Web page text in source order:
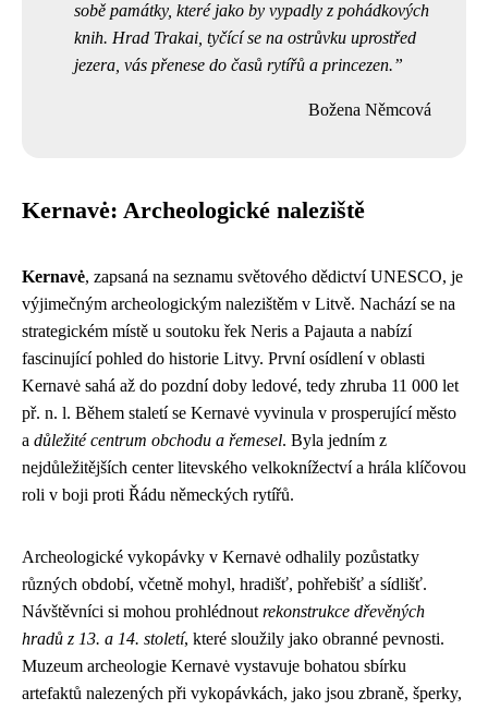
sobě památky, které jako by vypadly z pohádkových
knih. Hrad Trakai, tyčící se na ostrůvku uprostřed
jezera, vás přenese do časů rytířů a princezen.
Božena Němcová
Kernavė: Archeologické naleziště
Kernavė, zapsaná na seznamu světového dědictví UNESCO, je
výjimečným archeologickým nalezištěm v Litvě. Nachází se na
strategickém místě u soutoku řek Neris a Pajauta a nabízí
fascinující pohled do historie Litvy. První osídlení v oblasti
Kernavė sahá až do pozdní doby ledové, tedy zhruba 11 000 let
př. n. l. Během staletí se Kernavė vyvinula v prosperující město
a důležité centrum obchodu a řemesel. Byla jedním z
nejdůležitějších center litevského velkoknížectví a hrála klíčovou
roli v boji proti Řádu německých rytířů.
Archeologické vykopávky v Kernavė odhalily pozůstatky
různých období, včetně mohyl, hradišť, pohřebišť a sídlišť.
Návštěvníci si mohou prohlédnout rekonstrukce dřevěných
hradů z 13. a 14. století, které sloužily jako obranné pevnosti.
Muzeum archeologie Kernavė vystavuje bohatou sbírku
artefaktů nalezených při vykopávkách, jako jsou zbraně, šperky,